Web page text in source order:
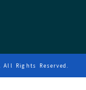
All Rights Reserved.